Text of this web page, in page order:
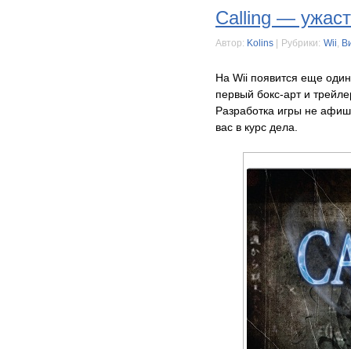
Calling —
Автор: Kolins Рубрики: Wii,
На Wii появится еще
первый бокс-арт и
Разработка игры не
вас в курс дела.